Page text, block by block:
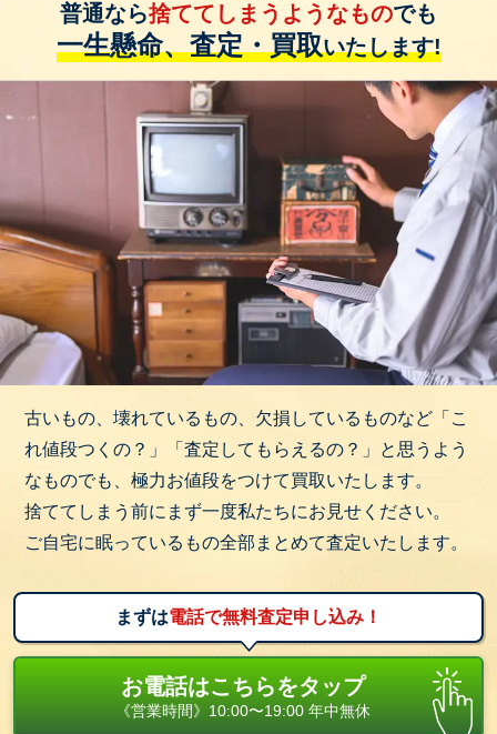
普通なら捨ててしまうようなものでも
一生懸命、査定・買取いたします!
古いもの、壊れているもの、欠損しているものなど「こ
れ値段つくの？」「査定してもらえるの？」と思うよう
なものでも、極力お値段をつけて買取いたします。
捨ててしまう前にまず一度私たちにお見せください。
ご自宅に眠っているもの全部まとめて査定いたします。
まずは電話で無料査定申し込み！
お電話はこちらをタップ
《営業時間》10:00〜19:00 年中無休